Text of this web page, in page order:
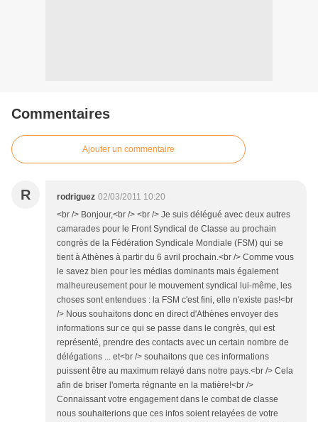
Commentaires
Ajouter un commentaire
R rodriguez 02/03/2011 10:20
<br /> Bonjour,<br /> <br /> Je suis délégué avec deux autres
camarades pour le Front Syndical de Classe au prochain
congrès de la Fédération Syndicale Mondiale (FSM) qui se
tient à Athènes à partir du 6 avril prochain.<br /> Comme vous
le savez bien pour les médias dominants mais également
malheureusement pour le mouvement syndical lui-même, les
choses sont entendues : la FSM c'est fini, elle n'existe pas!<br
/> Nous souhaitons donc en direct d'Athènes envoyer des
informations sur ce qui se passe dans le congrès, qui est
représenté, prendre des contacts avec un certain nombre de
délégations ... et<br /> souhaitons que ces informations
puissent être au maximum relayé dans notre pays.<br /> Cela
afin de briser l'omerta régnante en la matière!<br />
Connaissant votre engagement dans le combat de classe
nous souhaiterions que ces infos soient relayées de votre